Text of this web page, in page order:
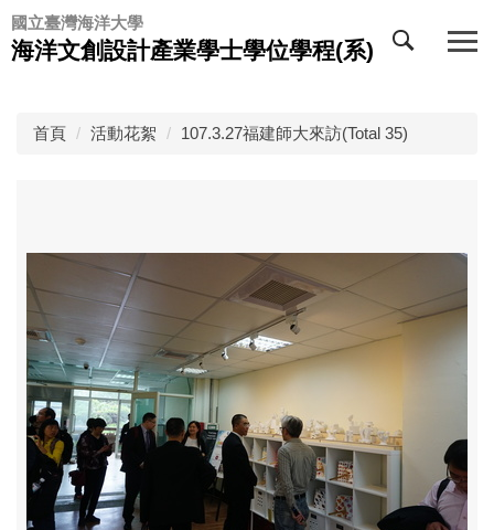
跳
到
主
國立臺灣海洋大學
海洋文創設計產業學士學位學程(系)
首頁 活動花絮 107.3.27福建師大來訪(Total 35)